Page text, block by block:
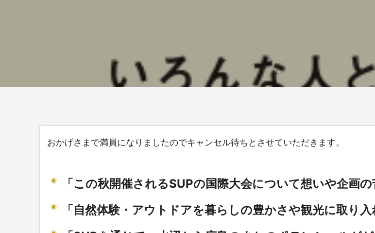
おかげさまで満員になりましたのでキャンセル待ちとさせていただきます。
「この秋開催されるSUPの国際大会について想いや企画
「自然体験・アウトドアを暮らしの豊かさや観光に取り